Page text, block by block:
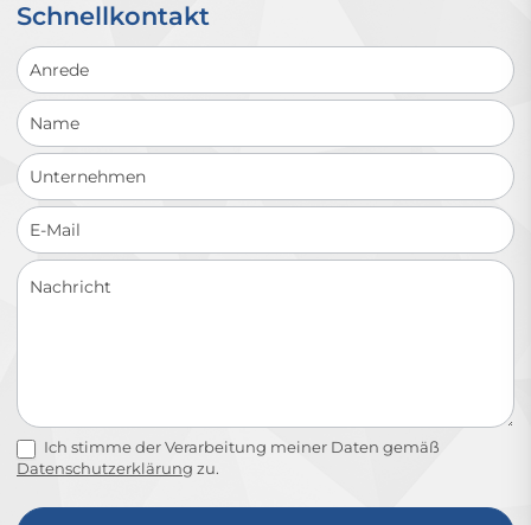
Schnellkontakt
Schnellkontakt
Ich stimme der Verarbeitung meiner Daten gemäß
Datenschutzerklärung zu.